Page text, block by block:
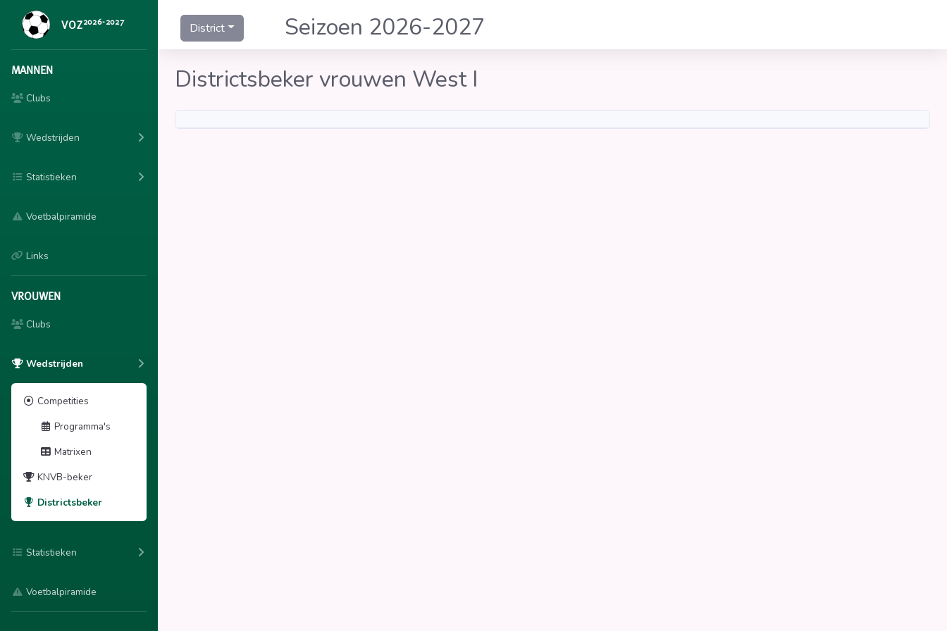
VOZ2026-2027
MANNEN
Clubs
Wedstrijden
Statistieken
Voetbalpiramide
Links
VROUWEN
Clubs
Wedstrijden
Competities
Programma's
Matrixen
KNVB-beker
Districtsbeker
Statistieken
Voetbalpiramide
District
Seizoen 2026-2027
Districtsbeker vrouwen West I